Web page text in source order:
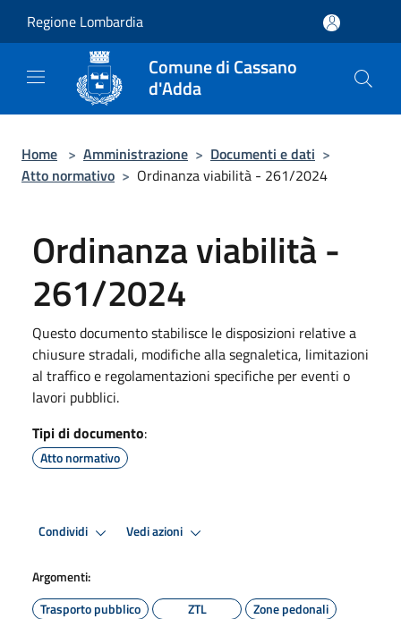
Regione Lombardia
Comune di Cassano
d'Adda
Home > Amministrazione > Documenti e dati >
Atto normativo > Ordinanza viabilità - 261/2024
Ordinanza viabilità -
261/2024
Questo documento stabilisce le disposizioni relative a
chiusure stradali, modifiche alla segnaletica, limitazioni
al traffico e regolamentazioni specifiche per eventi o
lavori pubblici.
Tipi di documento:
Atto normativo
Condividi Vedi azioni
Argomenti:
Trasporto pubblico
ZTL Zone pedonali